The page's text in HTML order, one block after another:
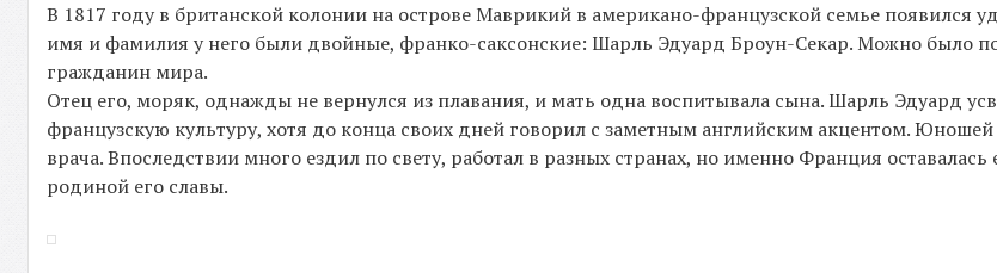
В 1817 году в британской колонии на острове Маврикий в американо-французской семье появился
имя и фамилия у него были двойные, франко-саксонские: Шарль Эдуард Броун-Секар. Можно было
гражданин мира.
Отец его, моряк, однажды не вернулся из плавания, и мать одна воспитывала сына. Шарль Эдуард
французскую культуру, хотя до конца своих дней говорил с заметным английским акцентом.
врача. Впоследствии много ездил по свету, работал в разных странах, но именно Франция оставалась
родиной его славы.